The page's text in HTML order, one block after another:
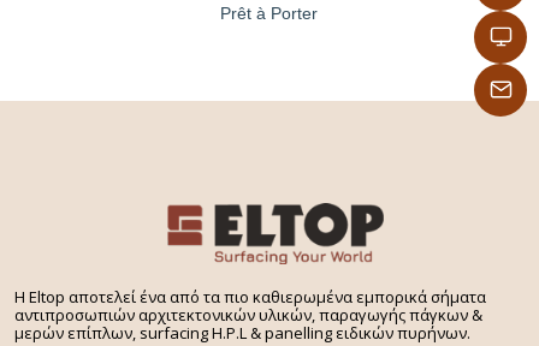
Prêt à Porter
H Eltop αποτελεί ένα από τα πιο καθιερωμένα εμπορικά σήματα
αντιπροσωπιών αρχιτεκτονικών υλικών, παραγωγής πάγκων &
μερών επίπλων, surfacing H.P.L & panelling ειδικών πυρήνων.